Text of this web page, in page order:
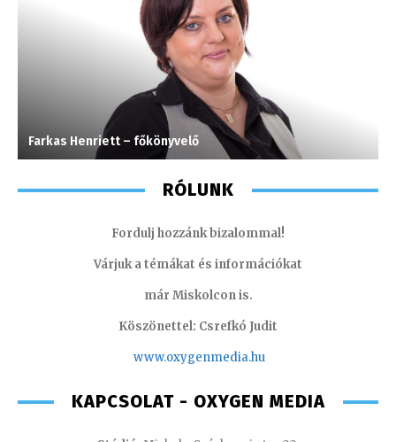
Farkas Henriett – főkönyvelő
RÓLUNK
Fordulj hozzánk bizalommal!
Várjuk a témákat és információkat
már Miskolcon is.
Köszönettel: Csrefkó Judit
www.oxygenmedia.hu
KAPCSOLAT - OXYGEN MEDIA